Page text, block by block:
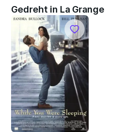
Gedreht in La Grange